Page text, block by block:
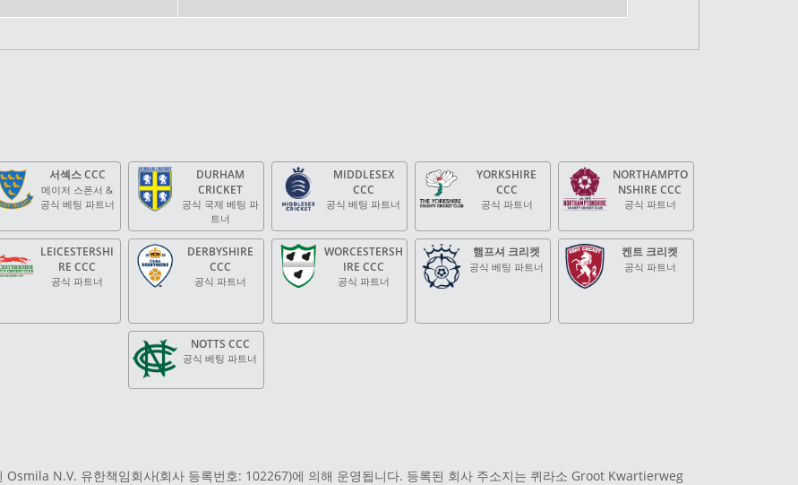
서섹스 CCC
메이저 스폰서 &
공식 베팅 파트너
DURHAM
CRICKET
공식 국제 베팅 파
트너
MIDDLESEX
CCC
공식 베팅 파트너
YORKSHIRE
CCC
공식 파트너
NORTHAMPTO
NSHIRE CCC
공식 파트너
LEICESTERSHI
RE CCC
공식 파트너
DERBYSHIRE
CCC
공식 파트너
WORCESTERSH
IRE CCC
공식 파트너
햄프셔 크리켓
공식 베팅 파트너
켄트 크리켓
공식 파트너
NOTTS CCC
공식 베팅 파트너
N.V. 유한책임회사(회사 등록번호: 102267)에 의해 운영됩니다. 등록된 회사 주소지는 퀴라소 Groot Kwartierweg